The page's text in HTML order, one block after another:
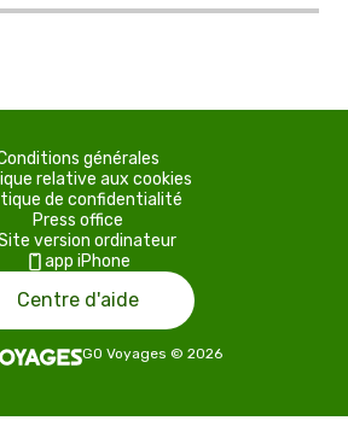
générales
relative aux cookies
de confidentialité
Press office
version ordinateur
app iPhone
Centre d'aide
GO Voyages © 2026